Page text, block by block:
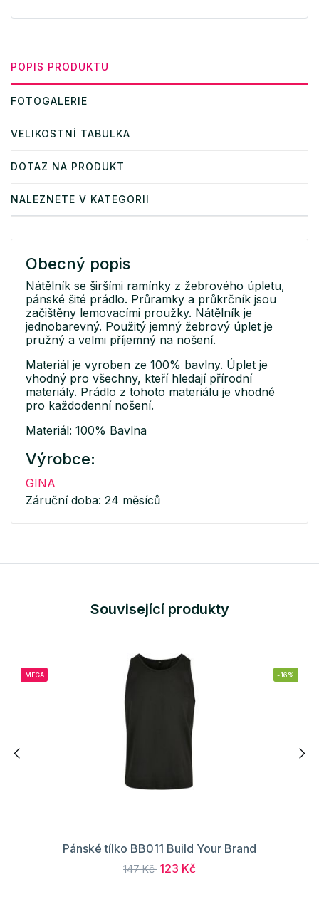
POPIS PRODUKTU
FOTOGALERIE
VELIKOSTNÍ TABULKA
DOTAZ NA PRODUKT
NALEZNETE V KATEGORII
Obecný popis
Nátělník se širšími ramínky z žebrového úpletu,
pánské šité prádlo. Průramky a průkrčník jsou
začištěny lemovacími proužky. Nátělník je
jednobarevný. Použitý jemný žebrový úplet je
pružný a velmi příjemný na nošení.
Materiál je vyroben ze 100% bavlny. Úplet je
vhodný pro všechny, kteří hledají přírodní
materiály. Prádlo z tohoto materiálu je vhodné
pro každodenní nošení.
Materiál: 100% Bavlna
Výrobce:
GINA
Záruční doba: 24 měsíců
Související produkty
MEGA -16%
Pánské tílko BB011 Build Your Brand
147 Kč 123 Kč